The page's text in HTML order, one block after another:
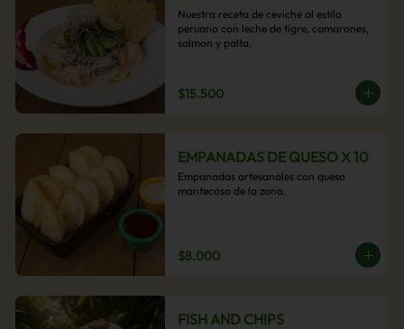
Nuestra receta de ceviche al estilo
peruano con leche de tigre, camarones,
salmon y palta.
$15.500
EMPANADAS DE QUESO X 10
Empanadas artesanales con queso
mantecoso de la zona.
$8.000
FISH AND CHIPS